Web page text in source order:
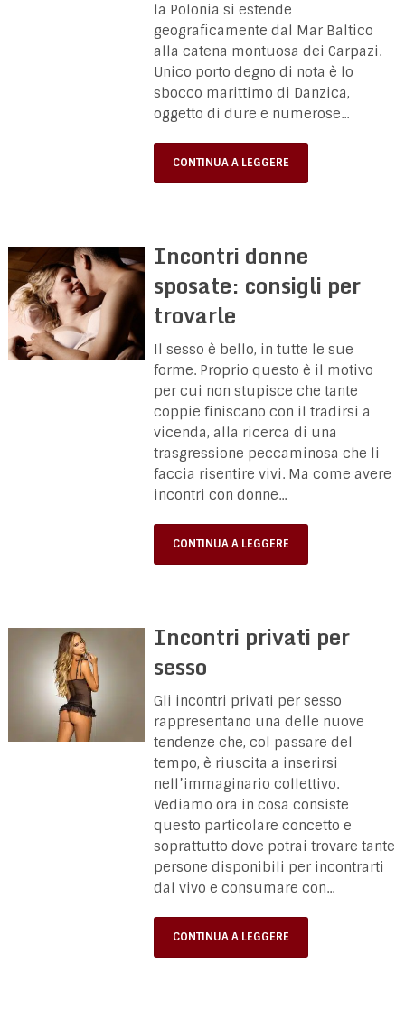
la Polonia si estende
geograficamente dal Mar Baltico
alla catena montuosa dei Carpazi.
Unico porto degno di nota è lo
sbocco marittimo di Danzica,
oggetto di dure e numerose...
CONTINUA A LEGGERE
Incontri donne
sposate: consigli per
trovarle
Il sesso è bello, in tutte le sue
forme. Proprio questo è il motivo
per cui non stupisce che tante
coppie finiscano con il tradirsi a
vicenda, alla ricerca di una
trasgressione peccaminosa che li
faccia risentire vivi. Ma come avere
incontri con donne...
CONTINUA A LEGGERE
Incontri privati per
sesso
Gli incontri privati per sesso
rappresentano una delle nuove
tendenze che, col passare del
tempo, è riuscita a inserirsi
nell’immaginario collettivo.
Vediamo ora in cosa consiste
questo particolare concetto e
soprattutto dove potrai trovare tante
persone disponibili per incontrarti
dal vivo e consumare con...
CONTINUA A LEGGERE